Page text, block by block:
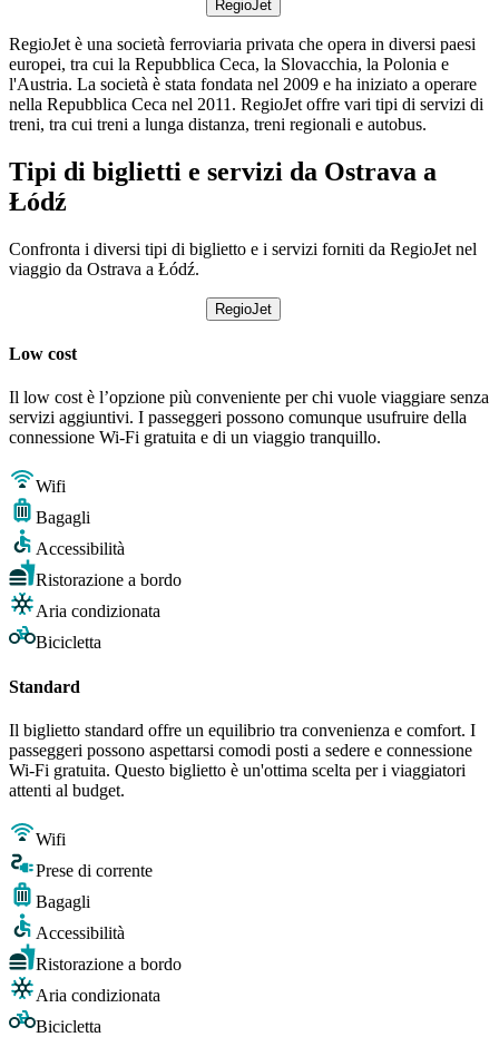
RegioJet
RegioJet è una società ferroviaria privata che opera in diversi paesi
europei, tra cui la Repubblica Ceca, la Slovacchia, la Polonia e
l'Austria. La società è stata fondata nel 2009 e ha iniziato a operare
nella Repubblica Ceca nel 2011. RegioJet offre vari tipi di servizi di
treni, tra cui treni a lunga distanza, treni regionali e autobus.
Tipi di biglietti e servizi da Ostrava a
Łódź
Confronta i diversi tipi di biglietto e i servizi forniti da RegioJet nel
viaggio da Ostrava a Łódź.
RegioJet
Low cost
Il low cost è l’opzione più conveniente per chi vuole viaggiare senza
servizi aggiuntivi. I passeggeri possono comunque usufruire della
connessione Wi-Fi gratuita e di un viaggio tranquillo.
Wifi
Bagagli
Accessibilità
Ristorazione a bordo
Aria condizionata
Bicicletta
Standard
Il biglietto standard offre un equilibrio tra convenienza e comfort. I
passeggeri possono aspettarsi comodi posti a sedere e connessione
Wi-Fi gratuita. Questo biglietto è un'ottima scelta per i viaggiatori
attenti al budget.
Wifi
Prese di corrente
Bagagli
Accessibilità
Ristorazione a bordo
Aria condizionata
Bicicletta